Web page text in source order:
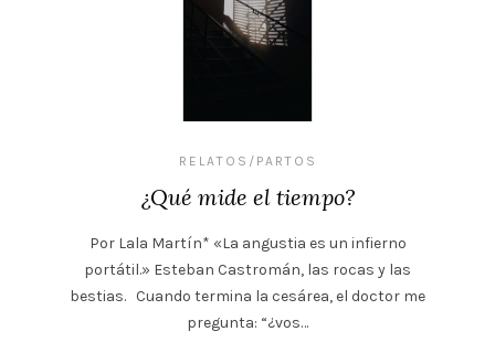
RELATOS/PARTOS
¿Qué mide el tiempo?
Por Lala Martín* «La angustia es un infierno
portátil.» Esteban Castromán, las rocas y las
bestias. Cuando termina la cesárea, el doctor me
pregunta: “¿vos…